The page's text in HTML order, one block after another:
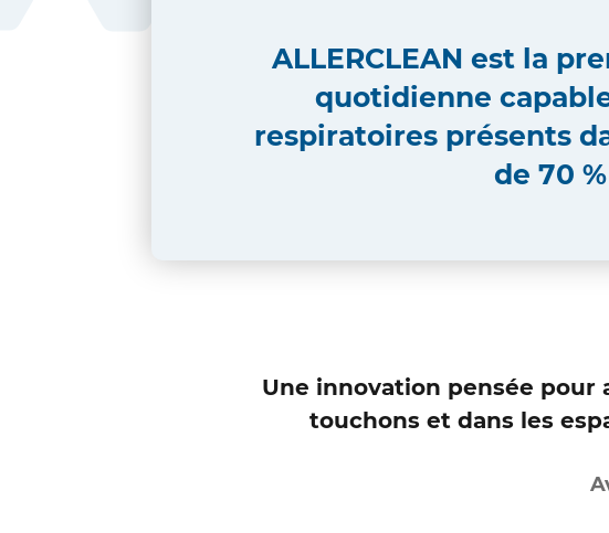
ALLERCLEAN est la
quotidienne
respiratoires présents
de 70
Une innovation pensée pour
touchons et dans les